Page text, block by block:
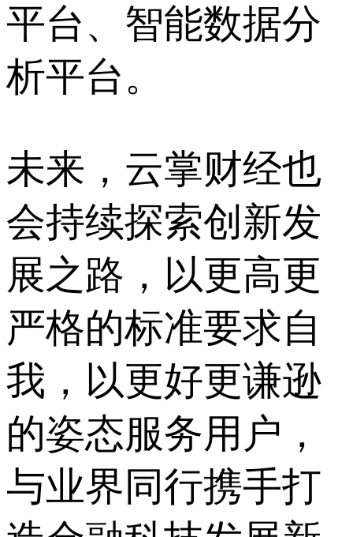
平台、智能数据分
析平台。
未来，云掌财经也
会持续探索创新发
展之路，以更高更
严格的标准要求自
我，以更好更谦逊
的姿态服务用户，
与业界同行携手打